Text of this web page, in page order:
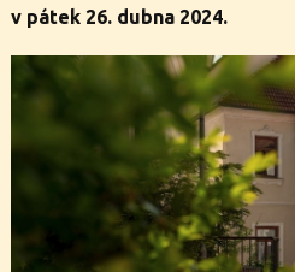
v pátek 26. dubna 2024.